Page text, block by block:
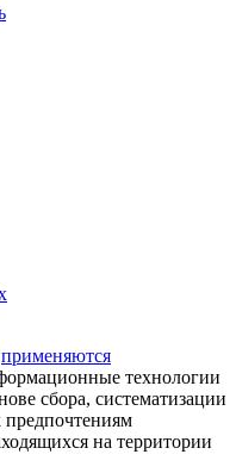
применяются
технологии
сбора, систематизации
предпочтениям
на территории